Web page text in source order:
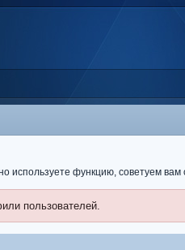
используете функцию, советуем
пользователей.